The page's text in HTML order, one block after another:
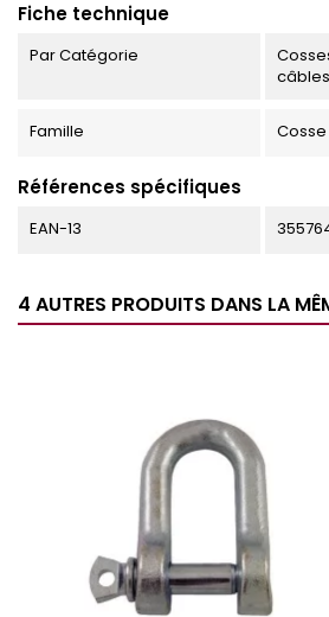
Fiche technique
Par Catégorie
câbles
Famille
Références spécifiques
EAN-13
4 AUTRES PRODUITS DANS LA